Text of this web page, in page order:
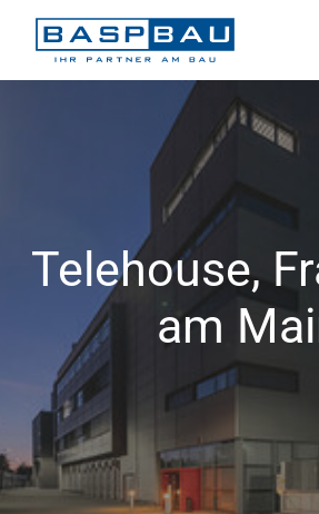
Zum Hauptinhalt springen
Telehouse,
am